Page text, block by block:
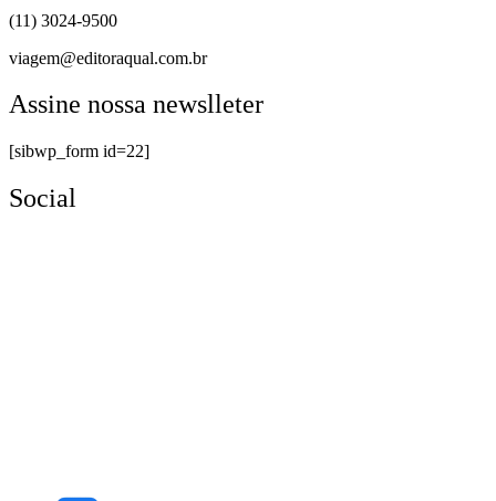
(11) 3024-9500
viagem@editoraqual.com.br
Assine nossa newslleter
[sibwp_form id=22]
Social